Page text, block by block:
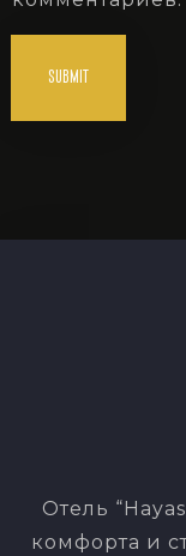
SUBMIT
Отель
комфорта и